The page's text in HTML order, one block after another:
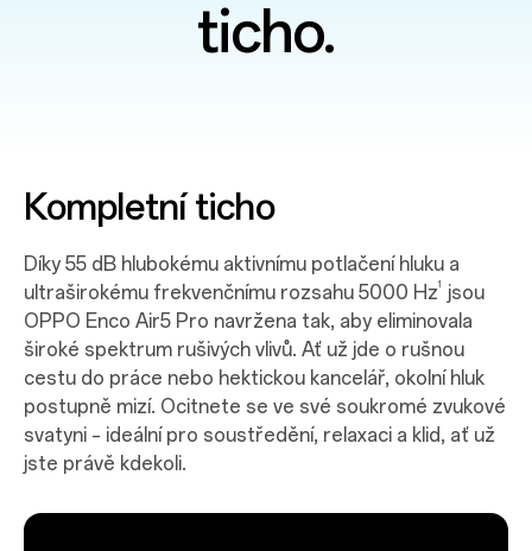
ticho.
Kompletní ticho
Díky 55 dB hlubokému aktivnímu potlačení hluku a
ultraširokému frekvenčnímu rozsahu 5000 Hz1
jsou
OPPO Enco Air5 Pro navržena tak, aby eliminovala
široké spektrum rušivých vlivů. Ať už jde o rušnou
cestu do práce nebo hektickou kancelář, okolní hluk
postupně mizí. Ocitnete se ve své soukromé zvukové
svatyni – ideální pro soustředění, relaxaci a klid, ať už
jste právě kdekoli.